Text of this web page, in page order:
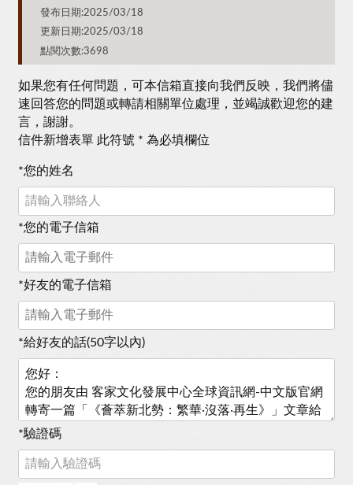
發布日期:2025/03/18
更新日期:2025/03/18
點閱次數:3698
如果您有任何問題，可本信箱直接向我們反映，我們將儘
速回答您的問題或轉請相關單位處理，並竭誠歡迎您的建
言，謝謝。
信件新增表單 此符號 * 為必填欄位
*您的姓名
*您的電子信箱
*好友的電子信箱
*給好友的話(50字以內)
*驗證碼